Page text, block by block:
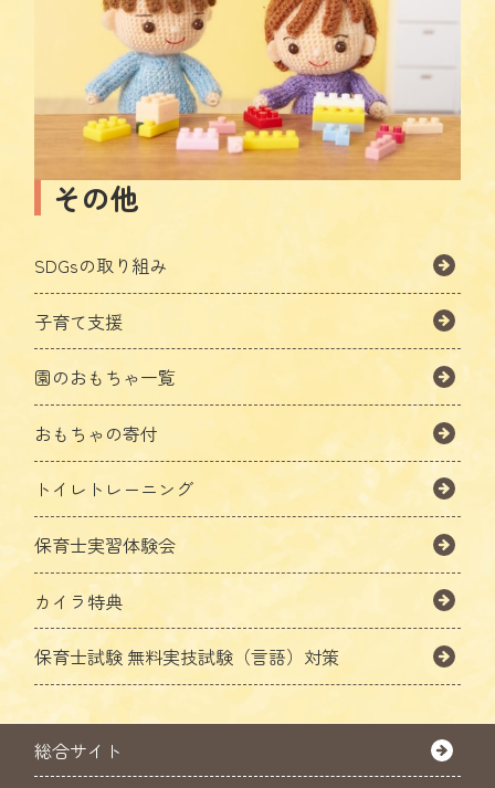
その他
SDGsの取り組み
子育て支援
園のおもちゃ一覧
おもちゃの寄付
トイレトレーニング
保育士実習体験会
カイラ特典
保育士試験 無料実技試験（言語）対策
総合サイト